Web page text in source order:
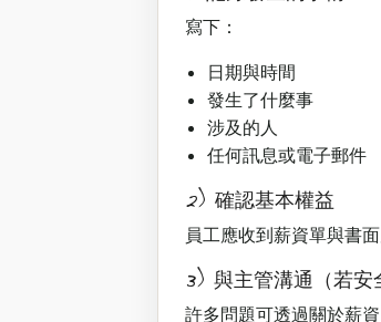
寫下：
日期與時間
發生了什麼事
涉及的人
任何訊息或電子郵件
2) 確認基本權益
員工應收到薪資單與書
3) 與主管溝通（若安
許多問題可透過關於薪